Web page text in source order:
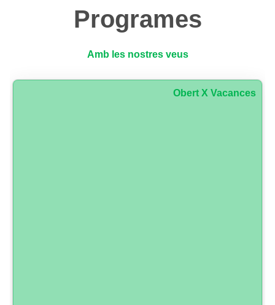
Programes
Amb les nostres veus
Obert X Vacances